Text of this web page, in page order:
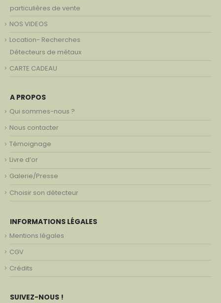
particulières de vente
NOS VIDEOS
Location- Recherches
Détecteurs de métaux
CARTE CADEAU
A PROPOS
Qui sommes-nous ?
Nous contacter
Témoignage
Livre d’or
Galerie/Presse
Choisir son détecteur
INFORMATIONS LÉGALES
Mentions légales
CGV
Crédits
SUIVEZ-NOUS !